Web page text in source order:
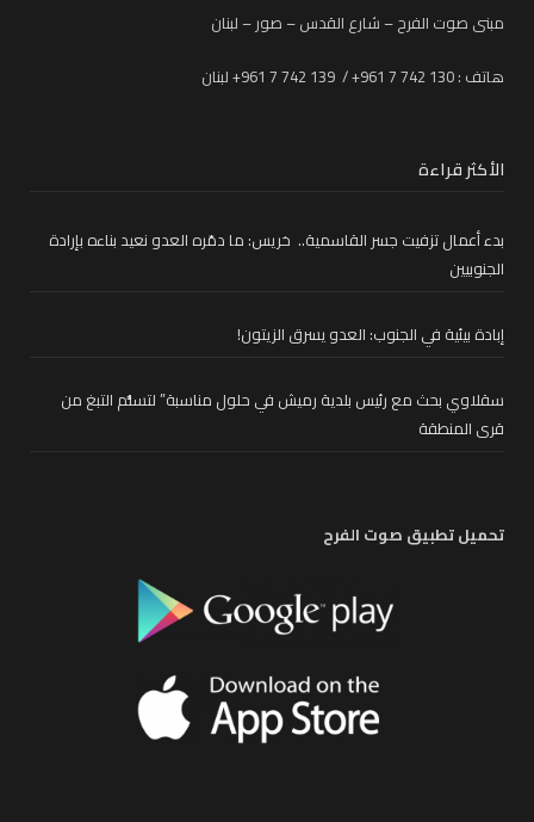
مبنى صوت الفرح – شارع القدس – صور – لبنان
هاتف : 130 742 7 961+ / 139 742 7 961+ لبنان
الأكثر قراءة
بدء أعمال تزفيت جسر القاسمية.. خريس: ما دمّره العدو نعيد بناءه بإرادة
الجنوبيين
إبادة بيئية في الجنوب: العدو يسرق الزيتون!
سقلاوي بحث مع رئيس بلدية رميش في حلول مناسبة” لتسلُّم التبغ من
قرى المنطقة
تحميل تطبيق صوت الفرح